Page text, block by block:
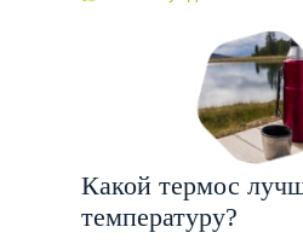
Какой термос
температуру?